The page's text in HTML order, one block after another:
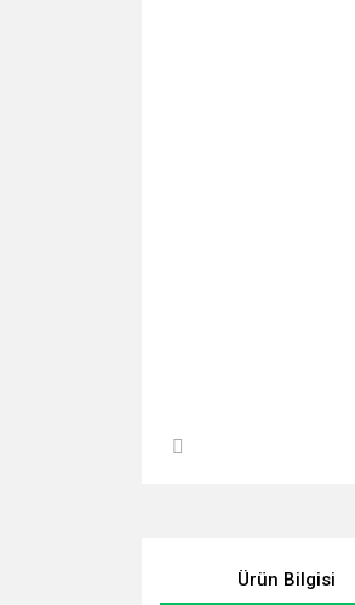
Ürün Bilgisi